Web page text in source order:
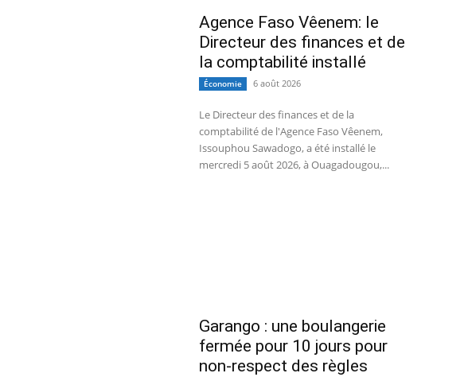
Agence Faso Vêenem: le
Directeur des finances et de
la comptabilité installé
Économie 6 août 2026
Le Directeur des finances et de la
comptabilité de l'Agence Faso Vêenem,
Issouphou Sawadogo, a été installé le
mercredi 5 août 2026, à Ouagadougou,...
Garango : une boulangerie
fermée pour 10 jours pour
non-respect des règles